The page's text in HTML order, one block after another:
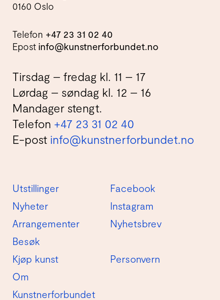
0160 Oslo
Telefon +47 23 31 02 40
Epost info@kunstnerforbundet.no
Tirsdag – fredag kl. 11 – 17
Lørdag – søndag kl. 12 – 16
Mandager stengt.
Telefon +47 23 31 02 40
E-post info@kunstnerforbundet.no
Utstillinger
Nyheter
Arrangementer
Besøk
Kjøp kunst
Om
Kunstnerforbundet
Facebook
Instagram
Nyhetsbrev
Personvern